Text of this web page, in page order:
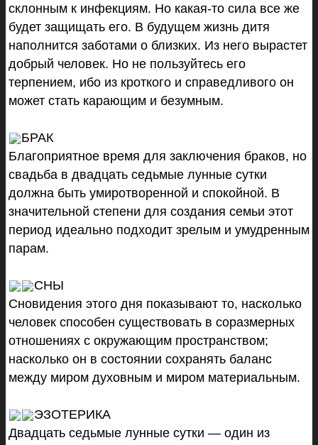
склонным к инфекциям. Но какая-то сила все же
будет защищать его. В будущем жизнь дитя
наполнится заботами о близких. Из него вырастет
добрый человек. Но не пользуйтесь его
терпением, ибо из кроткого и справедливого он
может стать карающим и безумным.
БРАК
Благоприятное время для заключения браков, но
свадьба в двадцать седьмые лунные сутки
должна быть умиротворенной и спокойной. В
значительной степени для создания семьи этот
период идеально подходит зрелым и умудренным
парам.
СНЫ
Сновидения этого дня показывают то, насколько
человек способен существовать в соразмерных
отношениях с окружающим пространством;
насколько он в состоянии сохранять баланс
между миром духовным и миром материальным.
ЭЗОТЕРИКА
Двадцать седьмые лунные сутки — один из